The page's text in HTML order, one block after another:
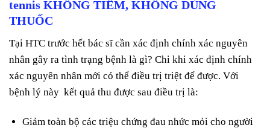
tennis KHÔNG TIÊM, KHÔNG DÙNG
THUỐC
Tại HTC trước hết bác sĩ cần xác định chính xác nguyên
nhân gây ra tình trạng bệnh là gì? Chi khi xác định chính
xác nguyên nhân mới có thể điều trị triệt để được. Với
bệnh lý này kết quả thu được sau điều trị là:
Giảm toàn bộ các triệu chứng đau nhức mỏi cho người